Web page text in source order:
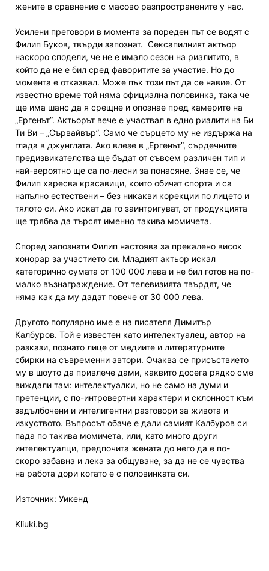
жените в сравнение с масово разпространените у нас.
Усилени преговори в момента за пореден път се водят с
Филип Буков, твърди запознат. Сексапилният актьор
наскоро сподели, че не е имало сезон на риалитито, в
който да не е бил сред фаворитите за участие. Но до
момента е отказвал. Може пък този път да се навие. От
известно време той няма официална половинка, така че
ще има шанс да я срещне и опознае пред камерите на
„Ергенът”. Актьорът вече е участвал в едно риалити на Би
Ти Ви – „Сървайвър”. Само че сърцето му не издържа на
глада в джунглата. Ако влезе в „Ергенът”, сърдечните
предизвикателства ще бъдат от съвсем различен тип и
най-вероятно ще са по-лесни за понасяне. Знае се, че
Филип харесва красавици, които обичат спорта и са
напълно естествени – без никакви корекции по лицето и
тялото си. Ако искат да го заинтригуват, от продукцията
ще трябва да търсят именно такива момичета.
Според запознати Филип настоява за прекалено висок
хонорар за участието си. Младият актьор искал
категорично сумата от 100 000 лева и не бил готов на по-
малко възнаграждение. От телевизията твърдят, че
няма как да му дадат повече от 30 000 лева.
Другото популярно име е на писателя Димитър
Калбуров. Той е известен като интелектуалец, автор на
разкази, познато лице от медиите и литературните
сбирки на съвременни автори. Очаква се присъствието
му в шоуто да привлече дами, каквито досега рядко сме
виждали там: интелектуалки, но не само на думи и
претенции, с по-интровертни характери и склонност към
задълбочени и интелигентни разговори за живота и
изкуството. Въпросът обаче е дали самият Калбуров си
пада по такива момичета, или, като много други
интелектуалци, предпочита жената до него да е по-
скоро забавна и лека за общуване, за да не се чувства
на работа дори когато е с половинката си.
Източник: Уикенд
Kliuki.bg